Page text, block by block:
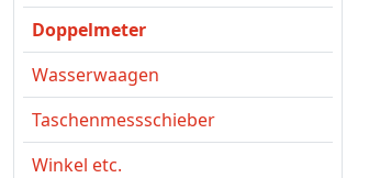
Doppelmeter
Wasserwaagen
Taschenmessschieber
Winkel etc.